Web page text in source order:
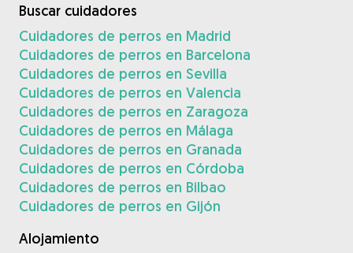
Buscar cuidadores
Cuidadores de perros en Madrid
Cuidadores de perros en Barcelona
Cuidadores de perros en Sevilla
Cuidadores de perros en Valencia
Cuidadores de perros en Zaragoza
Cuidadores de perros en Málaga
Cuidadores de perros en Granada
Cuidadores de perros en Córdoba
Cuidadores de perros en Bilbao
Cuidadores de perros en Gijón
Alojamiento